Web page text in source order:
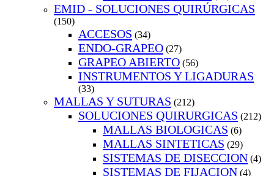
EMID - SOLUCIONES QUIRÚRGICAS
(150)
ACCESOS (34)
ENDO-GRAPEO (27)
GRAPEO ABIERTO (56)
INSTRUMENTOS Y LIGADURAS
(33)
MALLAS Y SUTURAS (212)
SOLUCIONES QUIRURGICAS (212)
MALLAS BIOLOGICAS (6)
MALLAS SINTETICAS (29)
SISTEMAS DE DISECCION (4)
SISTEMAS DE FIJACION (4)